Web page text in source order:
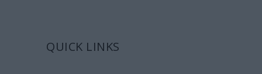
QUICK LINKS